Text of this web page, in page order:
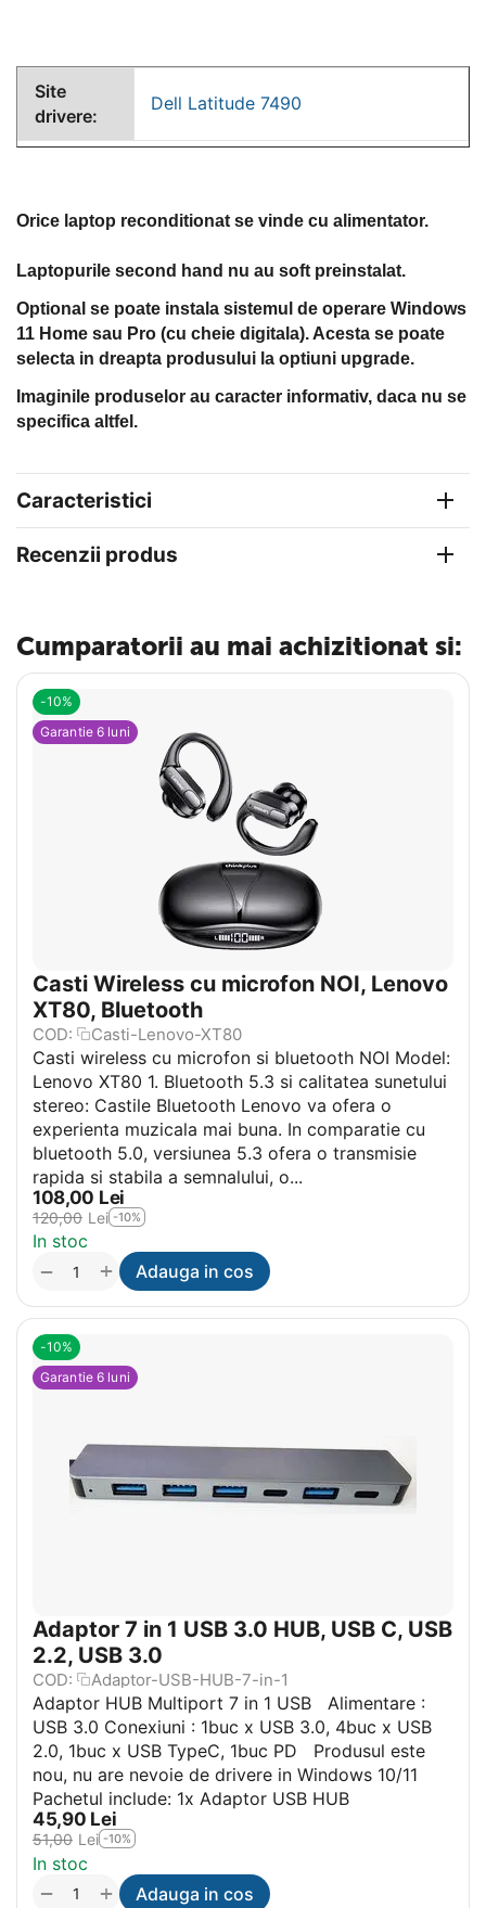
Site
drivere:
Dell Latitude 7490
Orice laptop reconditionat se vinde cu alimentator.
Laptopurile second hand nu au soft preinstalat.
Optional se poate instala sistemul de operare Windows
11 Home sau Pro (cu cheie digitala). Acesta se poate
selecta in dreapta produsului la optiuni upgrade.
Imaginile produselor au caracter informativ, daca nu se
specifica altfel.
Caracteristici
Recenzii produs
Cumparatorii au mai achizitionat si:
-10%
Garantie 6 luni
Casti Wireless cu microfon NOI, Lenovo
XT80, Bluetooth
COD: Casti-Lenovo-XT80
Casti wireless cu microfon si bluetooth NOI Model:
Lenovo XT80 1. Bluetooth 5.3 si calitatea sunetului
stereo: Castile Bluetooth Lenovo va ofera o
experienta muzicala mai buna. In comparatie cu
bluetooth 5.0, versiunea 5.3 ofera o transmisie
rapida si stabila a semnalului, o...
108,00 Lei
120,00 Lei -10%
In stoc
+
− Adauga in cos
-10%
Garantie 6 luni
Adaptor 7 in 1 USB 3.0 HUB, USB C, USB
2.2, USB 3.0
COD: Adaptor-USB-HUB-7-in-1
Adaptor HUB Multiport 7 in 1 USB Alimentare :
USB 3.0 Conexiuni : 1buc x USB 3.0, 4buc x USB
2.0, 1buc x USB TypeC, 1buc PD Produsul este
nou, nu are nevoie de drivere in Windows 10/11
Pachetul include: 1x Adaptor USB HUB
45,90 Lei
51,00 Lei -10%
In stoc
+
− Adauga in cos